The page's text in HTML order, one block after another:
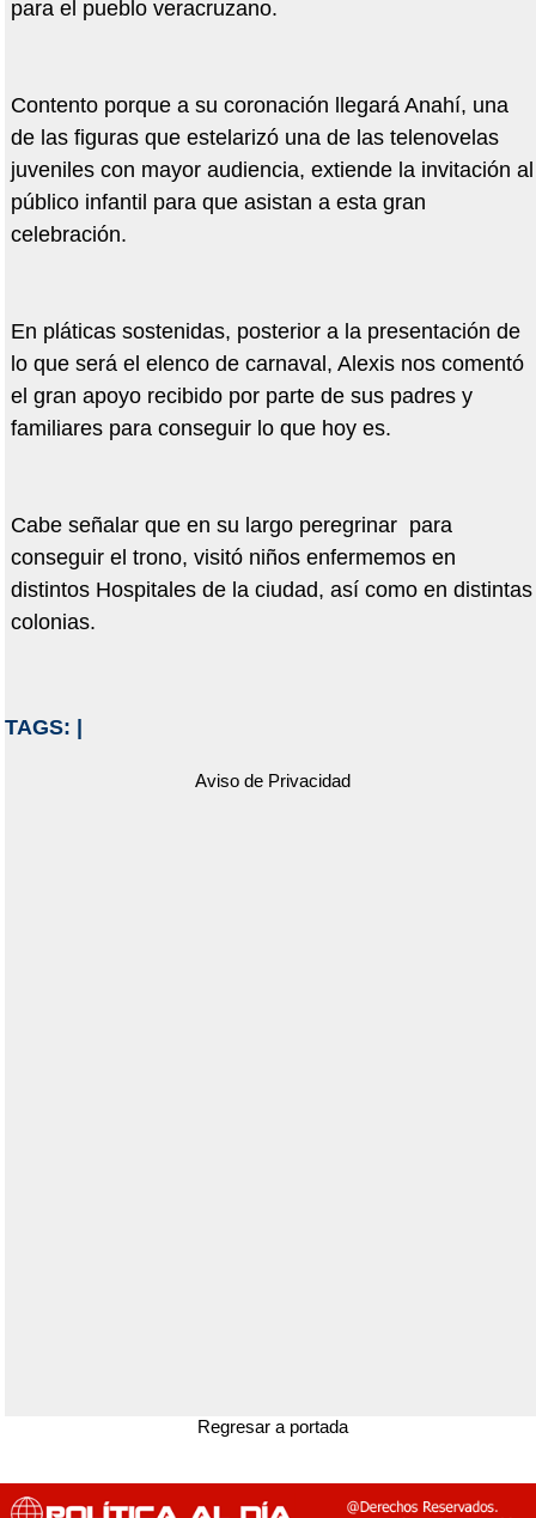
para el pueblo veracruzano.
Contento porque a su coronación llegará Anahí, una
de las figuras que estelarizó una de las telenovelas
juveniles con mayor audiencia, extiende la invitación al
público infantil para que asistan a esta gran
celebración.
En pláticas sostenidas, posterior a la presentación de
lo que será el elenco de carnaval, Alexis nos comentó
el gran apoyo recibido por parte de sus padres y
familiares para conseguir lo que hoy es.
Cabe señalar que en su largo peregrinar para
conseguir el trono, visitó niños enfermemos en
distintos Hospitales de la ciudad, así como en distintas
colonias.
TAGS:
Aviso de Privacidad
Regresar a portada